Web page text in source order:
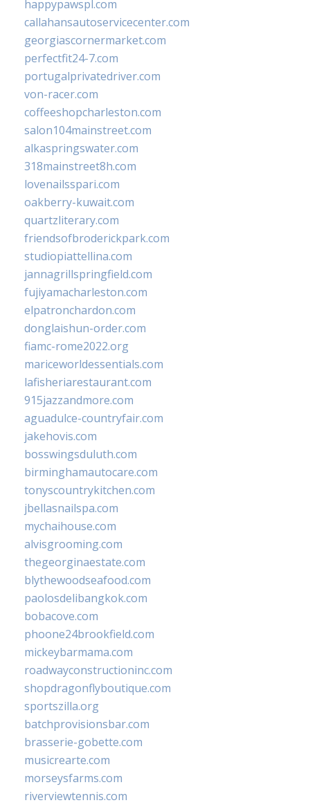
happypawspl.com
callahansautoservicecenter.com
georgiascornermarket.com
perfectfit24-7.com
portugalprivatedriver.com
von-racer.com
coffeeshopcharleston.com
salon104mainstreet.com
alkaspringswater.com
318mainstreet8h.com
lovenailsspari.com
oakberry-kuwait.com
quartzliterary.com
friendsofbroderickpark.com
studiopiattellina.com
jannagrillspringfield.com
fujiyamacharleston.com
elpatronchardon.com
donglaishun-order.com
fiamc-rome2022.org
mariceworldessentials.com
lafisheriarestaurant.com
915jazzandmore.com
aguadulce-countryfair.com
jakehovis.com
bosswingsduluth.com
birminghamautocare.com
tonyscountrykitchen.com
jbellasnailspa.com
mychaihouse.com
alvisgrooming.com
thegeorginaestate.com
blythewoodseafood.com
paolosdelibangkok.com
bobacove.com
phoone24brookfield.com
mickeybarmama.com
roadwayconstructioninc.com
shopdragonflyboutique.com
sportszilla.org
batchprovisionsbar.com
brasserie-gobette.com
musicrearte.com
morseysfarms.com
riverviewtennis.com